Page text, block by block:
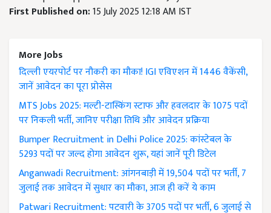
First Published on:15 July 2025 12:18 AM IST
More Jobs
दिल्ली एयरपोर्ट पर नौकरी का मौका! IGI एविएशन में 1446 वैकेंसी,
जानें आवेदन का पूरा प्रोसेस
MTS Jobs 2025: मल्टी-टास्किंग स्टाफ और हवलदार के 1075 पदों
पर निकली भर्ती, जानिए परीक्षा तिथि और आवेदन प्रक्रिया
Bumper Recruitment in Delhi Police 2025: कांस्टेबल के
5293 पदों पर जल्द होगा आवेदन शुरू, यहां जानें पूरी डिटेल
Anganwadi Recruitment: आंगनबाड़ी में 19,504 पदों पर भर्ती, 7
जुलाई तक आवेदन में सुधार का मौका, आज ही करें ये काम
Patwari Recruitment: पटवारी के 3705 पदों पर भर्ती, 6 जुलाई से